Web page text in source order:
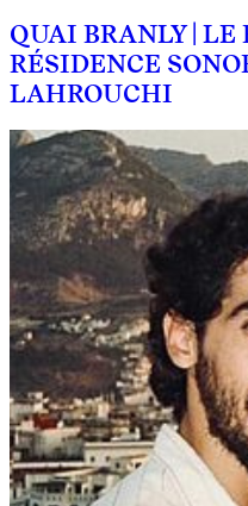
QUAI BRANLY | LE
RÉSIDENCE
LAHROUCHI